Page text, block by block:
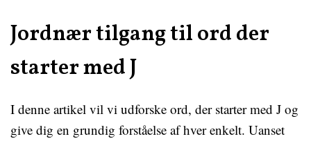
Jordnær tilgang til ord der
starter med J
I denne artikel vil vi udforske ord, der starter med J og
give dig en grundig forståelse af hver enkelt. Uanset